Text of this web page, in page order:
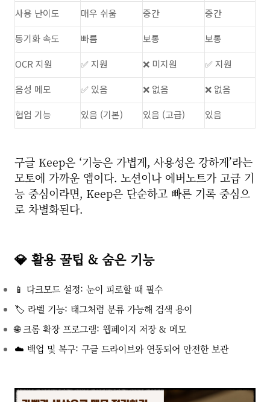
사용 난이도 매우 쉬움 중간
중간
동기화 속도
빠름 보통
보통
OCR 지원
✅ 지원 ❌ 미지원
✅ 지원
음성 메모
✅ 있음 ❌ 없음
❌ 없음
협업 기능
있음 (기본) 있음 (고급) 있음
구글 Keep은 ‘기능은 가볍게, 사용성은 강하게’라는
모토에 가까운 앱이다. 노션이나 에버노트가 고급 기
능 중심이라면, Keep은 단순하고 빠른 기록 중심으
로 차별화된다.
💎 활용 꿀팁 & 숨은 기능
📱 다크모드 설정: 눈이 피로할 때 필수
🏷️ 라벨 기능: 태그처럼 분류 가능해 검색 용이
🌐 크롬 확장 프로그램: 웹페이지 저장 & 메모
☁️ 백업 및 복구: 구글 드라이브와 연동되어 안전한 보관